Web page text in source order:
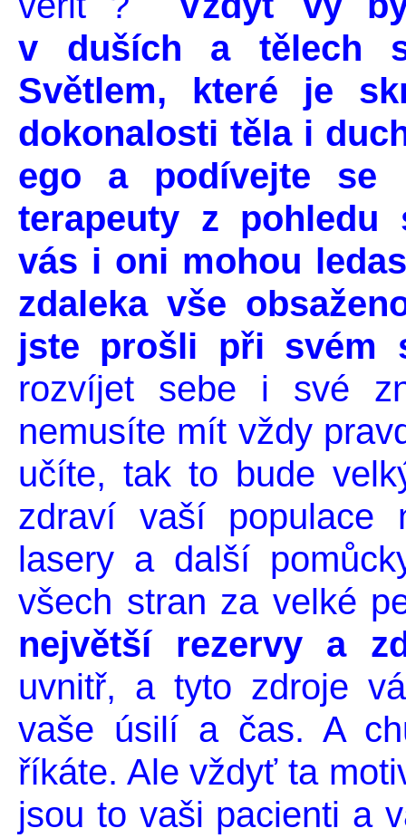
v duších a tělech
Světlem, které je
dokonalosti těla i
ego a podívejte se
terapeuty z pohledu
vás i oni mohou
zdaleka vše
jste prošli při svém
rozvíjet sebe i své
nemusíte mít vždy
učíte, tak to bude
zdraví vaší populace
lasery a další
všech stran za velké
největší rezervy a
uvnitř, a tyto zdroje
vaše úsilí a čas. A
říkáte. Ale vždyť ta
jsou to vaši pacienti a